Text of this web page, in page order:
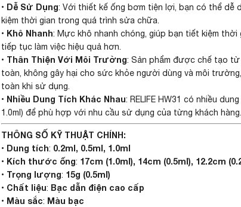
• Dễ Sử Dụng: Với thiết kế ống bơm tiện lợi, bạn có thể dễ
kiệm thời gian trong quá trình sửa chữa.
• Khô Nhanh: Mực khô nhanh chóng, giúp bạn tiết kiệm thời
tiếp tục làm việc hiệu quả hơn.
• Thân Thiện Với Môi Trường: Sản phẩm được chế tạo từ
toàn, không gây hại cho sức khỏe người dùng và môi
toàn khi sử dụng.
• Nhiều Dung Tích Khác Nhau: RELIFE HW31 có nhiều
1.0ml) để phù hợp với nhu cầu sử dụng của từng khách hàng.
THÔNG SỐ KỸ THUẬT CHÍNH:
• Dung tích: 0.2ml, 0.5ml, 1.0ml
• Kích thước ống: 17cm (1.0ml), 14cm (0.5ml), 12.2cm
• Trọng lượng: 15g (0.5ml)
• Chất liệu: Bạc dẫn điện cao cấp
• Màu sắc: Màu bạc